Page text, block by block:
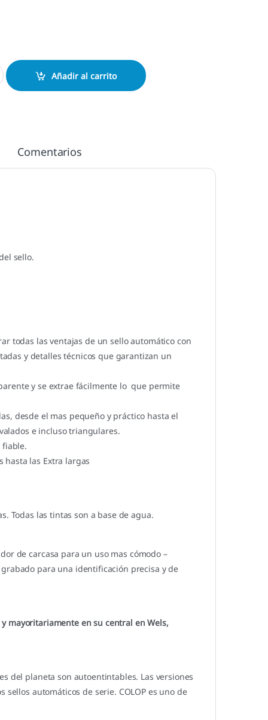
cantidad
Añadir al carrito
Comentarios
sello.
todas las ventajas de un sello automático con
y detalles técnicos que garantizan un
y se extrae fácilmente lo que permite
desde el mas pequeño y práctico hasta el
e incluso triangulares.
fiable.
hasta las Extra largas
Todas las tintas son a base de agua.
de carcasa para un uso mas cómodo –
para una identificación precisa y de
mayoritariamente en su central en Wels,
del planeta son autoentintables. Las versiones
automáticos de serie. COLOP es uno de